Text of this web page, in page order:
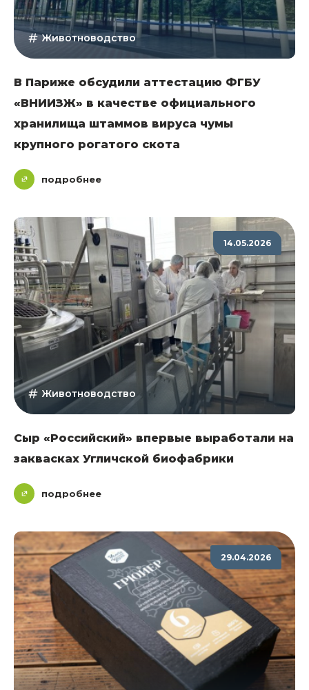
Животноводство
В Париже обсудили аттестацию ФГБУ
«ВНИИЗЖ» в качестве официального
хранилища штаммов вируса чумы
крупного рогатого скота
подробнее
14.05.2026
Животноводство
Сыр «Российский» впервые выработали на
заквасках Угличской биофабрики
подробнее
29.04.2026